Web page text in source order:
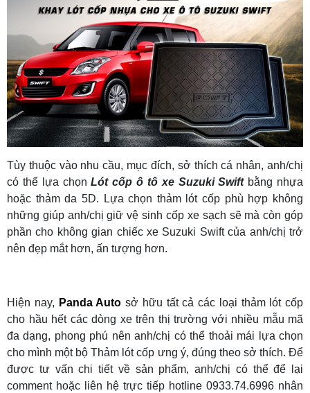
Tùy thuộc vào nhu cầu, mục đích, sở thích cá nhân, anh/chị
có thể lựa chọnLót cốp ô tô xe Suzuki Swiftbằng nhựa
hoặc thảm da 5D. Lựa chọn thảm lót cốp phù hợp không
những giúp anh/chị giữ vệ sinh cốp xe sạch sẽ mà còn góp
phần cho không gian chiếc xe Suzuki Swift của anh/chị trở
nên đẹp mắt hơn, ấn tượng hơn.
Hiện nay, Panda Auto sở hữu tất cả các loại thảm lót cốp
cho hầu hết các dòng xe trên thị trường với nhiều mẫu mã
đa dạng, phong phú nên anh/chị có thể thoải mái lựa chọn
cho mình một bộ Thảm lót cốp ưng ý, đúng theo sở thích. Để
được tư vấn chi tiết về sản phẩm, anh/chị có thể để lại
comment hoặc liên hệ trực tiếp hotline 0933.74.6996 nhân